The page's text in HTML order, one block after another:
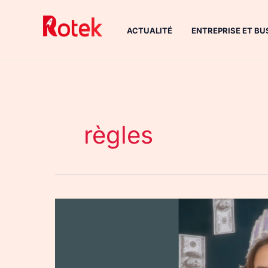
ACTUALITÉ ENTREPRISE ET
règles